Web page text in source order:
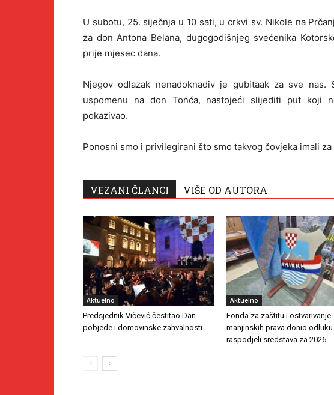
U subotu, 25. siječnja u 10 sati, u crkvi sv. Nikole na
za don Antona Belana, dugogodišnjeg svećenika
prije mjesec dana.
Njegov odlazak nenadoknadiv je gubitaak za sve
uspomenu na don Tonća, nastojeći slijediti put koji
pokazivao.
Ponosni smo i privilegirani što smo takvog čovjeka imali
VEZANI ČLANCI VIŠE OD AUTORA
Aktuelno
Predsjednik Vičević čestitao Dan
pobjede i domovinske zahvalnosti
Aktuelno
Fonda za zaštitu i ostvarivanje
manjinskih prava donio odluku
raspodjeli sredstava za 2026.